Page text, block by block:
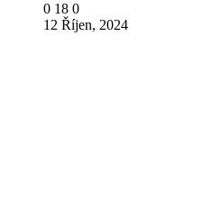
0 18 0
12 Říjen, 2024